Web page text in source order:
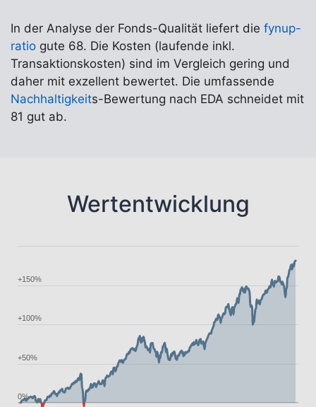
In der Analyse der Fonds-Qualität liefert die fynup-
ratio gute 68. Die Kosten (laufende inkl.
Transaktionskosten) sind im Vergleich gering und
daher mit exzellent bewertet. Die umfassende
Nachhaltigkeits-Bewertung nach EDA schneidet mit
81 gut ab.
Wertentwicklung
0%
+50%
+100%
+150%